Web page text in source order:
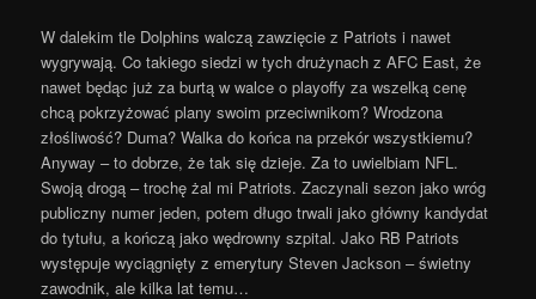
W dalekim tle Dolphins walczą zawzięcie z Patriots i nawet
wygrywają. Co takiego siedzi w tych drużynach z AFC East, że
nawet będąc już za burtą w walce o playoffy za wszelką cenę
chcą pokrzyżować plany swoim przeciwnikom? Wrodzona
złośliwość? Duma? Walka do końca na przekór wszystkiemu?
Anyway – to dobrze, że tak się dzieje. Za to uwielbiam NFL.
Swoją drogą – trochę żal mi Patriots. Zaczynali sezon jako wróg
publiczny numer jeden, potem długo trwali jako główny kandydat
do tytułu, a kończą jako wędrowny szpital. Jako RB Patriots
występuje wyciągnięty z emerytury Steven Jackson – świetny
zawodnik, ale kilka lat temu…